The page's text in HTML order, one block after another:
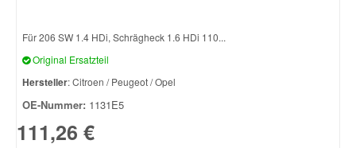
Für 206 SW 1.4 HDi, Schrägheck 1.6 HDi 110...
Original Ersatzteil
Hersteller: Citroen / Peugeot / Opel
OE-Nummer: 1131E5
111,26 €